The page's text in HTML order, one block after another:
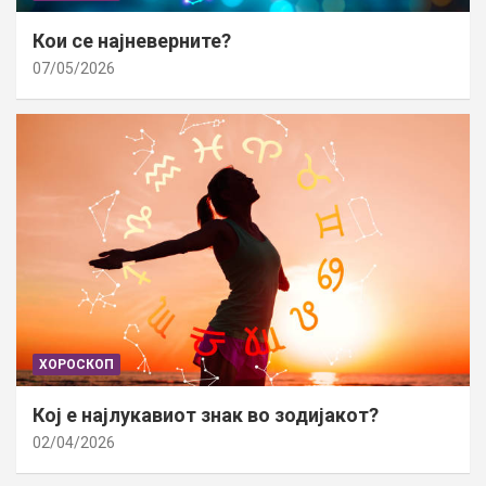
Кои се најневерните?
07/05/2026
ХОРОСКОП
Кој е најлукавиот знак во зодијакот?
02/04/2026